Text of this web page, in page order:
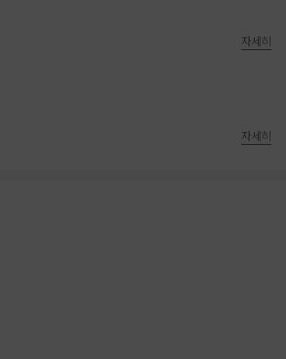
자세히
자세히